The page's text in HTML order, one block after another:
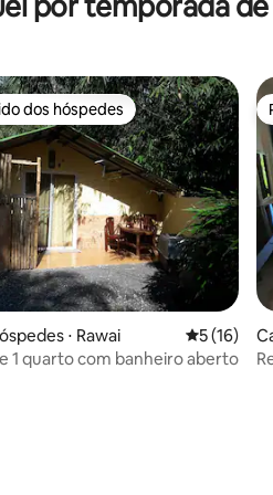
de 5, 49 avaliações
preferidos dos hóspedes
dos hóspedes
⋅ Rawai 5 de uma
5 (16)
1 quarto com banheiro aberto